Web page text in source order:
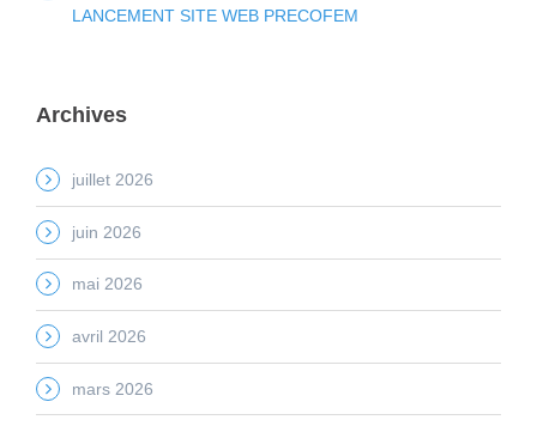
LANCEMENT SITE WEB PRECOFEM
Archives
juillet 2026
juin 2026
mai 2026
avril 2026
mars 2026